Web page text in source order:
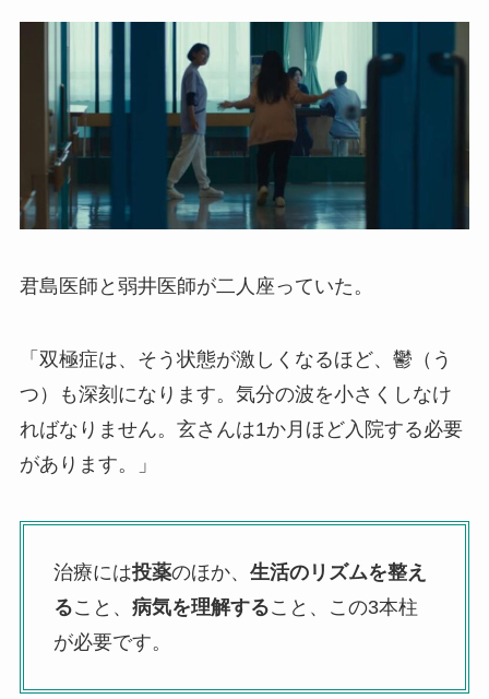
君島医師と弱井医師が二人座っていた。
「双極症は、そう状態が激しくなるほど、鬱（う
つ）も深刻になります。気分の波を小さくしなけ
ればなりません。玄さんは1か月ほど入院する必要
があります。」
治療には投薬のほか、 生活のリズムを整え
ること、 病気を理解すること、この3本柱
が必要です。